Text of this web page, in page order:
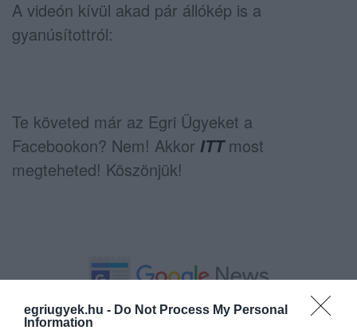
egriugyek.hu - Do Not Process My Personal
Information
A videón kívül akad pár állókép is a
gyanúsítottról:
Te követed már az Egri Ügyeket a
Facebookon? Nem! Akkor ITTmost
megteheted! Köszönjük!
Ne maradjon le a legfrissebb hírekről, kövessen